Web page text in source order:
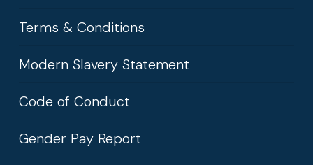
Terms & Conditions
Modern Slavery Statement
Code of Conduct
Gender Pay Report